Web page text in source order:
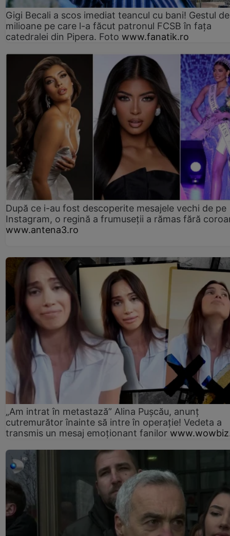
Gigi Becali a scos imediat teancul cu bani! Gestul de
milioane pe care l-a făcut patronul FCSB în fața
catedralei din Pipera. Foto www.fanatik.ro
După ce i-au fost descoperite mesajele vechi de pe
Instagram, o regină a frumuseții a rămas fără
www.antena3.ro
„Am intrat în metastază” Alina Pușcău, anunț
cutremurător înainte să intre în operație! Vedeta a
transmis un mesaj emoționant fanilor